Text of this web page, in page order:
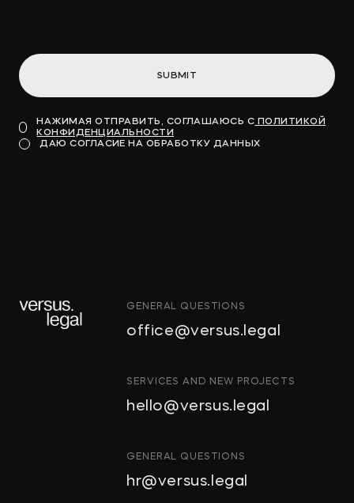
SUBMIT
НАЖИМАЯ ОТПРАВИТЬ, СОГЛАШАЮСЬ С ПОЛИТИКОЙ
КОНФИДЕНЦИАЛЬНОСТИ
ДАЮ СОГЛАСИЕ НА ОБРАБОТКУ ДАННЫХ
ИНТЕЛЛЕКТУАЛЬНАЯ
ИНВЕСТИЦИОННЫЕ
СТРОИТЕЛЬСТВО
И НЕДВИЖИМОСТЬ
АРХИТЕКТУРА
GENERAL QUESTIONS
office@versus.legal
SERVICES AND NEW PROJECTS
hello@versus.legal
GENERAL QUESTIONS
hr@versus.legal